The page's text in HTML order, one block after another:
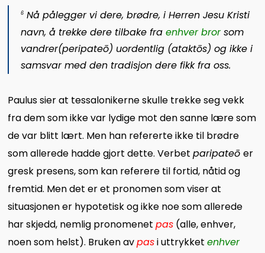
6 Nå pålegger vi dere, brødre, i Herren Jesu Kristi
navn, å trekke dere tilbake fraenhver brorsom
vandrer(peripateō) uordentlig (ataktōs) og ikke i
samsvar med den tradisjon dere fikk fra oss.
Paulus sier at tessalonikerne skulle trekke seg vekk
fra dem som ikke var lydige mot den sanne lære som
de var blitt lært. Men han refererte ikke til brødre
som allerede hadde gjort dette. Verbetparipateōer
gresk presens, som kan referere til fortid, nåtid og
fremtid. Men det er et pronomen som viser at
situasjonen er hypotetisk og ikke noe som allerede
har skjedd, nemlig pronomenetpas (alle, enhver,
noen som helst). Bruken avpasi uttrykketenhver